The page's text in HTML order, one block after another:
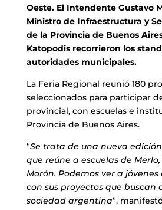
Oeste. El Intendente Gustavo
Ministro de Infraestructura y
de la Provincia de Buenos
Katopodis recorrieron los
autoridades municipales.
La Feria Regional reunió 180
seleccionados para participar
provincial, con escuelas e
Provincia de Buenos Aires.
“Se trata de una nueva
que reúne a escuelas de
Morón. Podemos ver a
con sus proyectos que buscan
sociedad argentina”,